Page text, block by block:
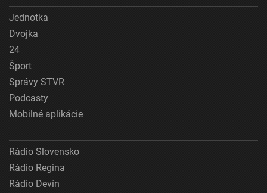
Jednotka
Dvojka
24
Šport
Správy STVR
Podcasty
Mobilné aplikácie
Rádio Slovensko
Rádio Regina
Rádio Devín